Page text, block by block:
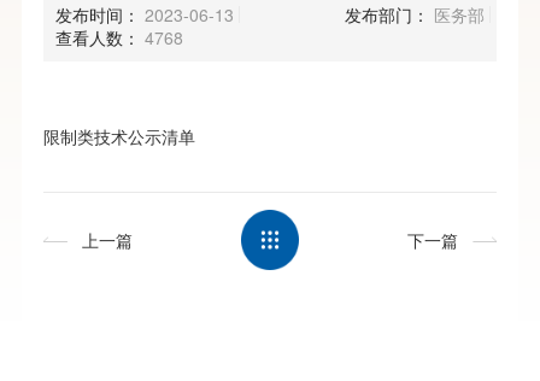
发布时间： 2023-06-13 发布部门： 医务部
查看人数： 4768
限制类技术公示清单
上一篇 下一篇